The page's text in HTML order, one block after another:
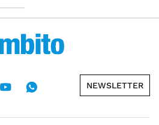
NEWSLETTER